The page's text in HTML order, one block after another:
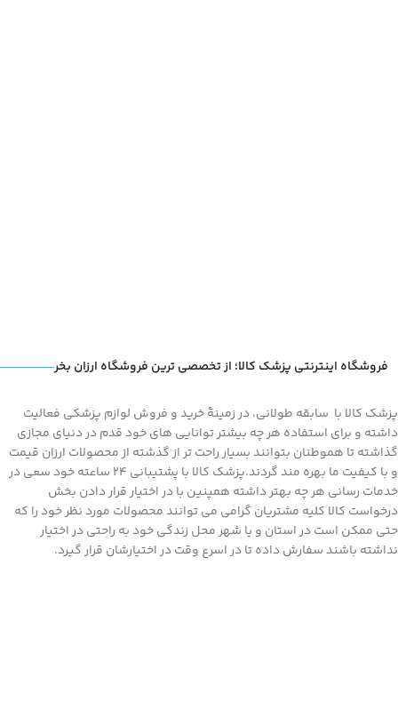
فروشگاه اینترنتی پزشک کالا؛ از تخصصی ترین فروشگاه ارزان بخر
پزشک کالا با سابقه طولانی، در زمینۀ خرید و فروش لوازم پزشکی فعالیت
داشته و برای استفاده هر چه بیشتر توانایی های خود قدم در دنیای مجازی
گذاشته تا هموطنان بتوانند بسیار راحت تر از گذشته از محصولات ارزان قیمت
و با کیفیت ما بهره مند گردند.پزشک کالا با پشتیبانی 24 ساعته خود سعی در
خدمات رسانی هر چه بهتر داشته همپنین با در اختیار قرار دادن بخش
درخواست کالا کلیه مشتریان گرامی می توانند محصولات مورد نظر خود را که
حتی ممکن است در استان و یا شهر محل زندگی خود به راحتی در اختیار
نداشته باشند سفارش داده تا در اسرع وقت در اختیارشان قرار گیرد.